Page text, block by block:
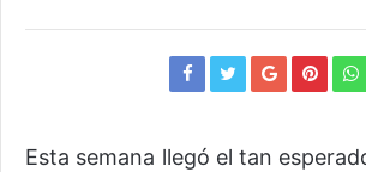
Esta semana llegó el tan